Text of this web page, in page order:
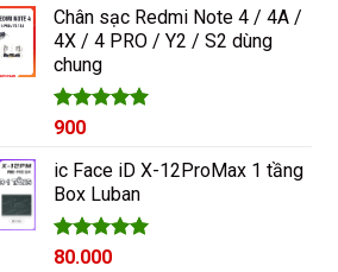
Chân sạc Redmi Note 4 / 4A /
4X / 4 PRO / Y2 / S2 dùng
chung
Được xếp
5 sao
900
ic Face iD X-12ProMax 1 tầng
Box Luban
Được xếp
80.000